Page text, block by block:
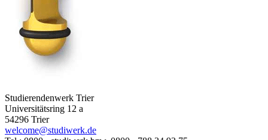
Studierendenwerk Trier
Universitätsring 12 a
54296 Trier
welcome@studiwerk.de